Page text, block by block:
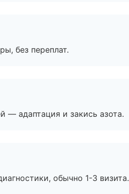
без переплат.
— адаптация и закись азота.
обычно 1-3 визита.